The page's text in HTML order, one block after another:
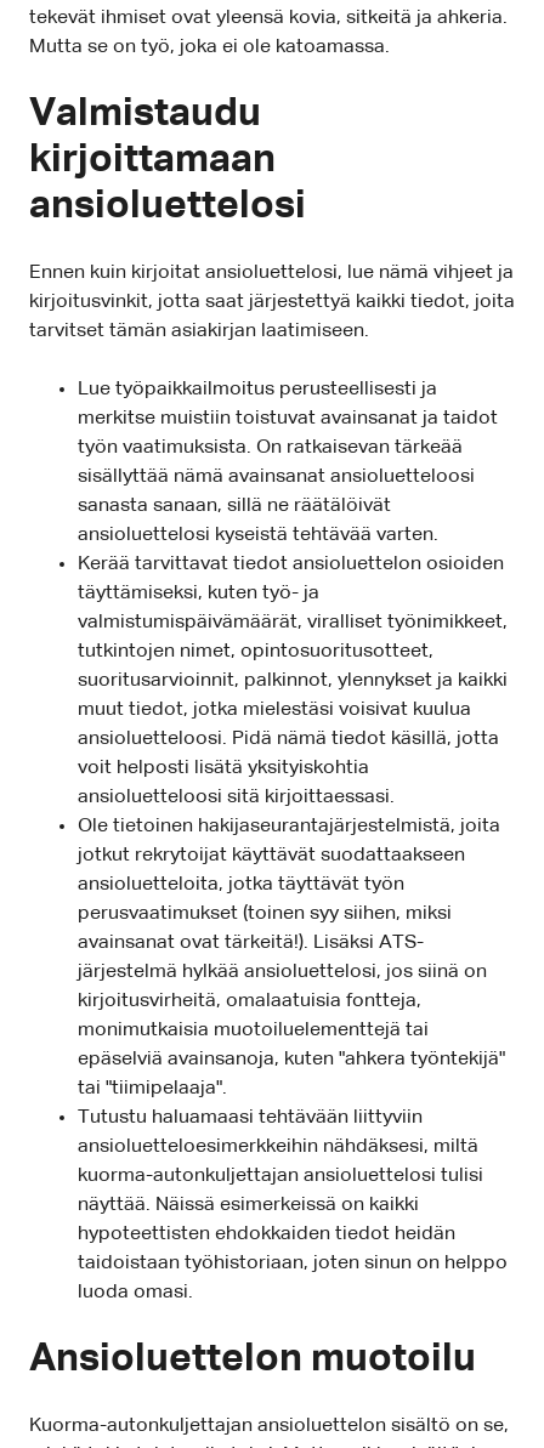
tekevät ihmiset ovat yleensä kovia, sitkeitä ja ahkeria.
Mutta se on työ, joka ei ole katoamassa.
Valmistaudu
kirjoittamaan
ansioluettelosi
Ennen kuin kirjoitat ansioluettelosi, lue nämä vihjeet ja
kirjoitusvinkit, jotta saat järjestettyä kaikki tiedot, joita
tarvitset tämän asiakirjan laatimiseen.
Lue työpaikkailmoitus perusteellisesti ja
merkitse muistiin toistuvat avainsanat ja taidot
työn vaatimuksista. On ratkaisevan tärkeää
sisällyttää nämä avainsanat ansioluetteloosi
sanasta sanaan, sillä ne räätälöivät
ansioluettelosi kyseistä tehtävää varten.
Kerää tarvittavat tiedot ansioluettelon osioiden
täyttämiseksi, kuten työ- ja
valmistumispäivämäärät, viralliset työnimikkeet,
tutkintojen nimet, opintosuoritusotteet,
suoritusarvioinnit, palkinnot, ylennykset ja kaikki
muut tiedot, jotka mielestäsi voisivat kuulua
ansioluetteloosi. Pidä nämä tiedot käsillä, jotta
voit helposti lisätä yksityiskohtia
ansioluetteloosi sitä kirjoittaessasi.
Ole tietoinen hakijaseurantajärjestelmistä, joita
jotkut rekrytoijat käyttävät suodattaakseen
ansioluetteloita, jotka täyttävät työn
perusvaatimukset (toinen syy siihen, miksi
avainsanat ovat tärkeitä!). Lisäksi ATS-
järjestelmä hylkää ansioluettelosi, jos siinä on
kirjoitusvirheitä, omalaatuisia fontteja,
monimutkaisia muotoiluelementtejä tai
epäselviä avainsanoja, kuten "ahkera työntekijä"
tai "tiimipelaaja".
Tutustu haluamaasi tehtävään liittyviin
ansioluetteloesimerkkeihin nähdäksesi, miltä
kuorma-autonkuljettajan ansioluettelosi tulisi
näyttää. Näissä esimerkeissä on kaikki
hypoteettisten ehdokkaiden tiedot heidän
taidoistaan työhistoriaan, joten sinun on helppo
luoda omasi.
Ansioluettelon muotoilu
Kuorma-autonkuljettajan ansioluettelon sisältö on se,